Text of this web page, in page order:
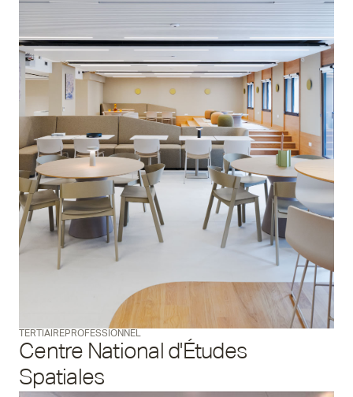
TERTIAIREPROFESSIONNEL
Centre National d'Études
Spatiales